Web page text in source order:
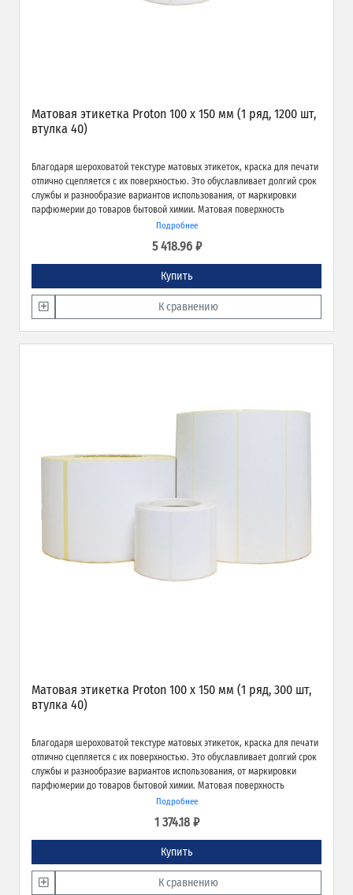
Матовая этикетка Proton 100 х 150 мм (1 ряд, 1200 шт,
втулка 40)
Благодаря шероховатой текстуре матовых этикеток, краска для печати
отлично сцепляется с их поверхностью. Это обуславливает долгий срок
службы и разнообразие вариантов использования, от маркировки
парфюмерии до товаров бытовой химии. Матовая поверхность
обеспечивает превосходное качество печати и широкие возможности
Подробнее
5 418.96 ₽
Купить
К сравнению
Матовая этикетка Proton 100 х 150 мм (1 ряд, 300 шт,
втулка 40)
Благодаря шероховатой текстуре матовых этикеток, краска для печати
отлично сцепляется с их поверхностью. Это обуславливает долгий срок
службы и разнообразие вариантов использования, от маркировки
парфюмерии до товаров бытовой химии. Матовая поверхность
обеспечивает превосходное качество печати и широкие возможности
Подробнее
1 374.18 ₽
Купить
К сравнению